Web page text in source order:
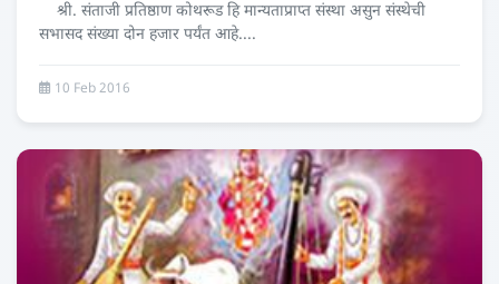
श्री. संताजी प्रतिष्ठाण कोथरूड हि मान्यताप्राप्त संस्था असुन संस्थेची
सभासद संख्या दोन हजार पर्यंत आहे....
10 Feb 2016